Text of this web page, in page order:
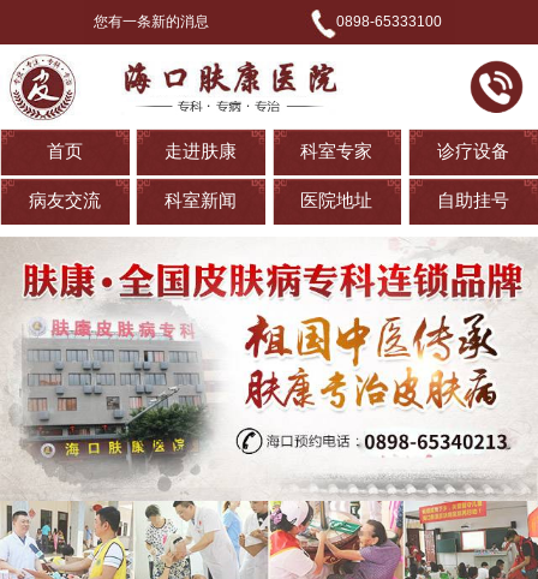
您有一条新的消息 0898-65333100
首页 走进肤康 科室专家 诊疗设备
病友交流 科室新闻 医院地址 自助挂号